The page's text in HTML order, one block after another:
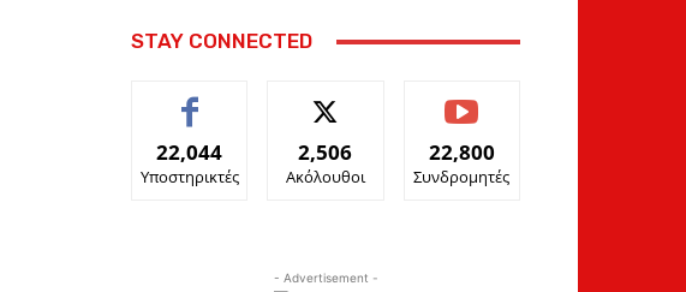
STAY CONNECTED
22,044
Υποστηρικτές
2,506
Ακόλουθοι
22,800
Συνδρομητές
- Advertisement -